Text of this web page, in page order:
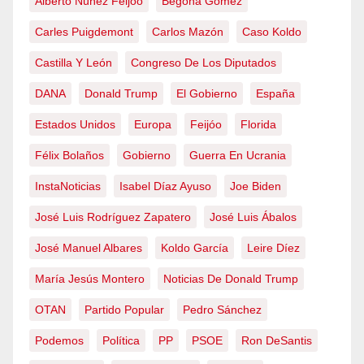
Carles Puigdemont Carlos Mazón Caso Koldo
Castilla Y León Congreso De Los Diputados
DANA Donald Trump El Gobierno España
Estados Unidos Europa Feijóo Florida
Félix Bolaños Gobierno Guerra En Ucrania
InstaNoticias Isabel Díaz Ayuso Joe Biden
José Luis Rodríguez Zapatero José Luis Ábalos
José Manuel Albares Koldo García Leire Díez
María Jesús Montero Noticias De Donald Trump
OTAN Partido Popular Pedro Sánchez
Podemos Política PP PSOE Ron DeSantis